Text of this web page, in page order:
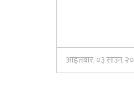
आइतबार, ०३ साउन,